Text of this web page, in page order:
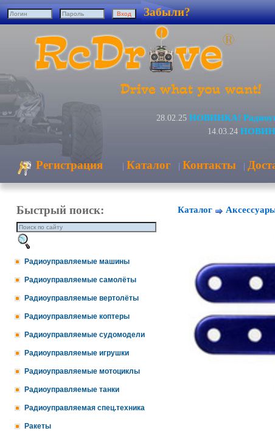
Забыли?
28.02.25 НОВИНКА!
14.03.24
Регистрация | Каталог | Контакты |
Быстрый поиск:
Радиоуправляемые машины
Радиоуправляемые самолёты
Радиоуправляемые вертолёты
Радиоуправляемые коптеры
Радиоуправляемые судомодели
Радиоуправляемые игрушки
Радиоуправляемые мотоциклы
Радиоуправляемые танки
Радиоуправляемая спец.техника
Ракеты
Каталог